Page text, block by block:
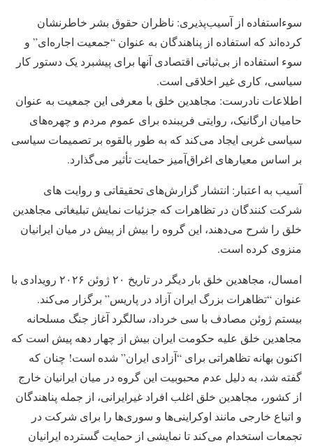
سوءاستفاده از آسیب‌پذیری: ناظران حقوق بشر خاطرنشان
کرده‌اند که استفاده از پناهندگان به عنوان “جمعیت اجاره‌ای” و
سوء استفاده از بی‌ثباتی اقتصادی آنها برای پیشبرد یک دستور کار
سیاسی، کاری غیر اخلاقی است.
اطلاعات نادرست: مجاهدین خلق با معرفی این جمعیت به عنوان
حامیان ارگانیک، روایتی فریبنده برای عموم مردم و چهره‌های
سیاسی غربی ایجاد می‌کند که به طور بالقوه بر تصمیمات سیاسی
بر اساس معیارهای اغراق‌آمیز حمایت تأثیر می‌گذارد.
آسیب به اعتبار: انتشار گزارش‌های تحقیقاتی و روایت های
شرکت کنندگان در تظاهرات که جزئیات نمایش تبلیغاتی مجاهدین
خلق را شرح می‌دهند، این گروه را بیش از پیش در میان ایرانیان
منزوی کرده است.
امسال، مجاهدین خلق بار دیگر در تاریخ ۲۰ ژوئن ۲۰۲۶ رویدادی با
عنوان “تظاهرات بزرگ ایران آزاد در پاریس” برگزار می‌کند.
بیستم ژوئن مصادف با سی خرداد، سالگرد آغاز جنگ مسلحانه
مجاهدین خلق علیه حکومت ایران بیش از چهار دهه پیش است که
اکنون بهانه تظاهراتی برای “آزادی ایران” شده است! چنان که
گفته شد، به دلیل عدم محبوبیت این گروه در میان ایرانیان خارج
از کشور، مجاهدین خلق اغلب افراد غیرایرانی، از جمله پناهندگان
و اتباع خارجی مانند اوکراینی‌ها و سوری‌ها را برای شرکت در
تجمعات استخدام می‌کند تا نمایشی از حمایت گسترده ایرانیان